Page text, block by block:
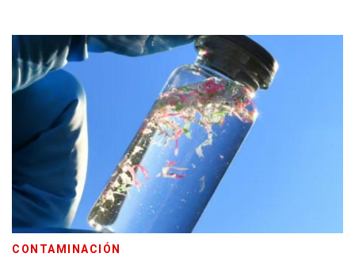
CONTAMINACIÓN